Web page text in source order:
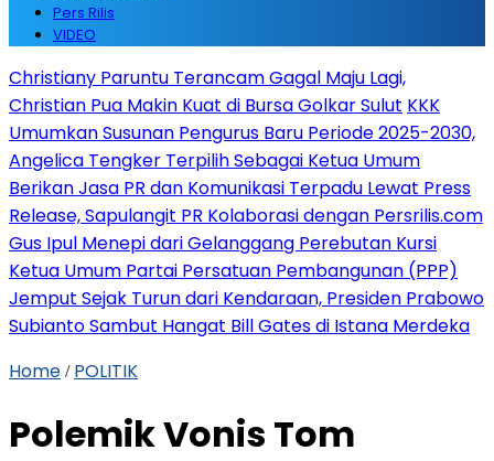
Pers Rilis
VIDEO
Christiany Paruntu Terancam Gagal Maju Lagi,
Christian Pua Makin Kuat di Bursa Golkar Sulut KKK
Umumkan Susunan Pengurus Baru Periode 2025-2030,
Angelica Tengker Terpilih Sebagai Ketua Umum
Berikan Jasa PR dan Komunikasi Terpadu Lewat Press
Release, Sapulangit PR Kolaborasi dengan Persrilis.com
Gus Ipul Menepi dari Gelanggang Perebutan Kursi
Ketua Umum Partai Persatuan Pembangunan (PPP)
Jemput Sejak Turun dari Kendaraan, Presiden Prabowo
Subianto Sambut Hangat Bill Gates di Istana Merdeka
Home / POLITIK
Polemik Vonis Tom